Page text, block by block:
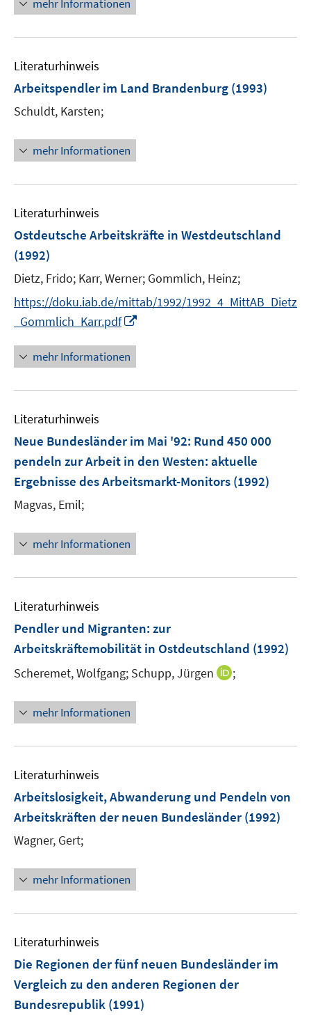
mehr Informationen
Literaturhinweis
Arbeitspendler im Land Brandenburg (1993)
Schuldt, Karsten;
mehr Informationen
Literaturhinweis
Ostdeutsche Arbeitskräfte in Westdeutschland
(1992)
Dietz, Frido; Karr, Werner; Gommlich, Heinz;
https://doku.iab.de/mittab/1992/1992_4_MittAB_Dietz
_Gommlich_Karr.pdf
u
F
e
n
s
n
mehr Informationen
Literaturhinweis
Neue Bundesländer im Mai '92: Rund 450 000
pendeln zur Arbeit in den Westen: aktuelle
Ergebnisse des Arbeitsmarkt-Monitors (1992)
Magvas, Emil;
mehr Informationen
Literaturhinweis
Pendler und Migranten: zur
Arbeitskräftemobilität in Ostdeutschland (1992)
Scheremet, Wolfgang; Schupp, Jürgen
I
e
n
n
e
n
;
mehr Informationen
Literaturhinweis
Arbeitslosigkeit, Abwanderung und Pendeln von
Arbeitskräften der neuen Bundesländer (1992)
Wagner, Gert;
mehr Informationen
Literaturhinweis
Die Regionen der fünf neuen Bundesländer im
Vergleich zu den anderen Regionen der
Bundesrepublik (1991)